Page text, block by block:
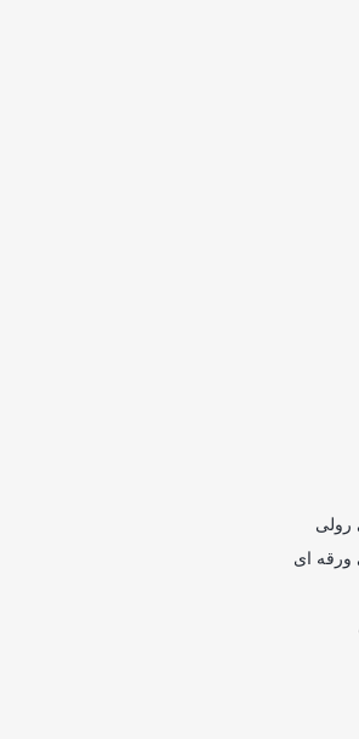
رولی
ورقه ای